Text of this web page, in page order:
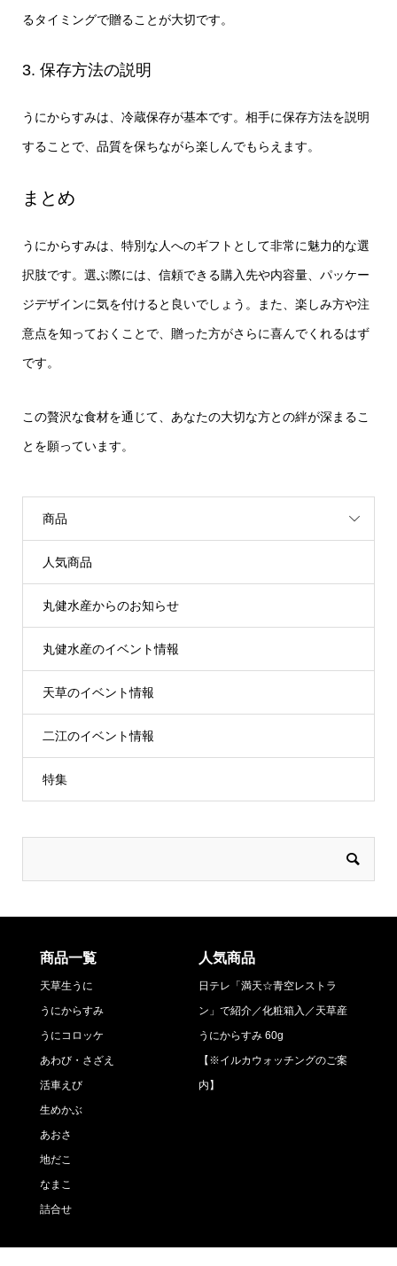
るタイミングで贈ることが大切です。
3. 保存方法の説明
うにからすみは、冷蔵保存が基本です。相手に保存方法を説明
することで、品質を保ちながら楽しんでもらえます。
まとめ
うにからすみは、特別な人へのギフトとして非常に魅力的な選
択肢です。選ぶ際には、信頼できる購入先や内容量、パッケー
ジデザインに気を付けると良いでしょう。また、楽しみ方や注
意点を知っておくことで、贈った方がさらに喜んでくれるはず
です。
この贅沢な食材を通じて、あなたの大切な方との絆が深まるこ
とを願っています。
商品
人気商品
丸健水産からのお知らせ
丸健水産のイベント情報
天草のイベント情報
二江のイベント情報
特集
商品一覧
天草生うに
うにからすみ
うにコロッケ
あわび・さざえ
活車えび
生めかぶ
あおさ
地だこ
なまこ
詰合せ
人気商品
日テレ「満天☆青空レストラ
ン」で紹介／化粧箱入／天草産
うにからすみ 60g
【※イルカウォッチングのご案
内】